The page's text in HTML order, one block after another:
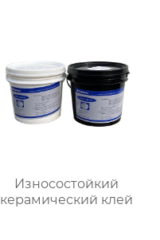
Износостойкий
керамический клей